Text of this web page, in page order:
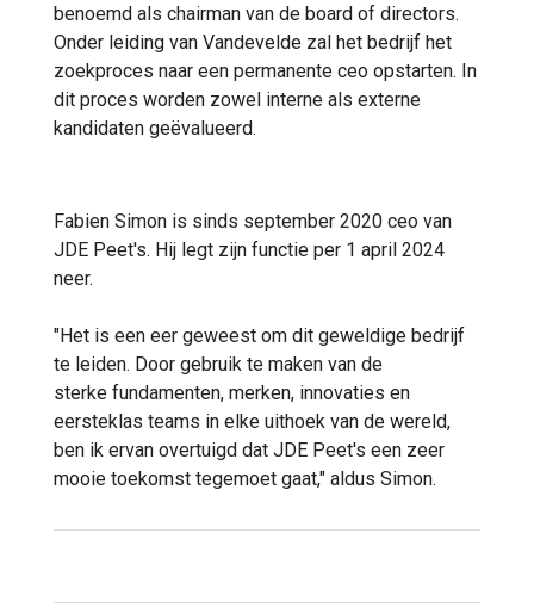
benoemd als chairman van de board of directors.
Onder leiding van Vandevelde zal het bedrijf het
zoekproces naar een permanente ceo opstarten. In
dit proces worden zowel interne als externe
kandidaten geëvalueerd.
Fabien Simon is sinds september 2020 ceo van
JDE Peet's. Hij legt zijn functie per 1 april 2024
neer.
"Het is een eer geweest om dit geweldige bedrijf
te leiden. Door gebruik te maken van de
sterke fundamenten, merken, innovaties en
eersteklas teams in elke uithoek van de wereld,
ben ik ervan overtuigd dat JDE Peet's een zeer
mooie toekomst tegemoet gaat," aldus Simon.